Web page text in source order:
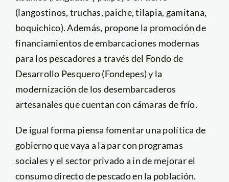
(langostinos, truchas, paiche, tilapia, gamitana,
boquichico). Además, propone la promoción de
financiamientos de embarcaciones modernas
para los pescadores a través del Fondo de
Desarrollo Pesquero (Fondepes) y la
modernización de los desembarcaderos
artesanales que cuentan con cámaras de frío.
De igual forma piensa fomentar una política de
gobierno que vaya a la par con programas
sociales y el sector privado a in de mejorar el
consumo directo de pescado en la población.